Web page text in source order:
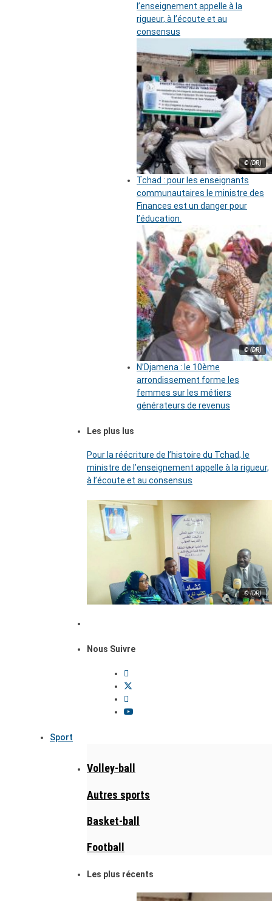
l’enseignement appelle à la
rigueur, à l’écoute et au
consensus
© (DR)
Tchad : pour les enseignants
communautaires le ministre des
Finances est un danger pour
l’éducation.
© (DR)
N’Djamena : le 10ème
arrondissement forme les
femmes sur les métiers
générateurs de revenus
Les plus lus
Pour la réécriture de l’histoire du Tchad, le
ministre de l’enseignement appelle à la rigueur,
à l’écoute et au consensus
© (DR)
Nous Suivre
Sport
Volley-ball
Autres sports
Basket-ball
Football
Les plus récents